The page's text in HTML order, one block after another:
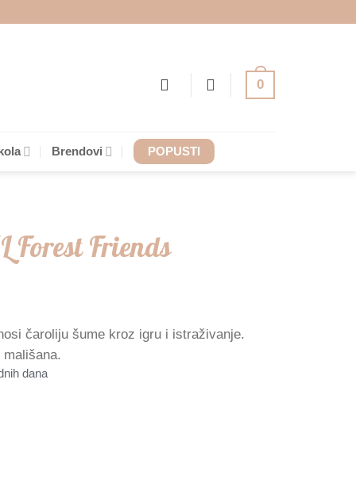
0
Brendovi POPUSTI
Forest Friends
čaroliju šume kroz igru i istraživanje.
dana